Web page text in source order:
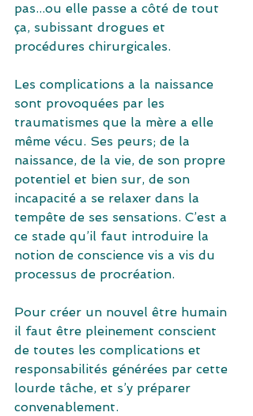
pas...ou elle passe a côté de tout
ça, subissant drogues et
procédures chirurgicales.
Les complications a la naissance
sont provoquées par les
traumatismes que la mère a elle
même vécu. Ses peurs; de la
naissance, de la vie, de son propre
potentiel et bien sur, de son
incapacité a se relaxer dans la
tempête de ses sensations. C’est a
ce stade qu’il faut introduire la
notion de conscience vis a vis du
processus de procréation.
Pour créer un nouvel être humain
il faut être pleinement conscient
de toutes les complications et
responsabilités générées par cette
lourde tâche, et s’y préparer
convenablement.